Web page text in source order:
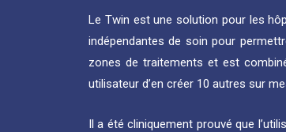
Le Twin est une solution pour les
indépendantes de soin pour
zones de traitements et est
utilisateur d’en créer 10 autres sur
Il a été cliniquement prouvé que